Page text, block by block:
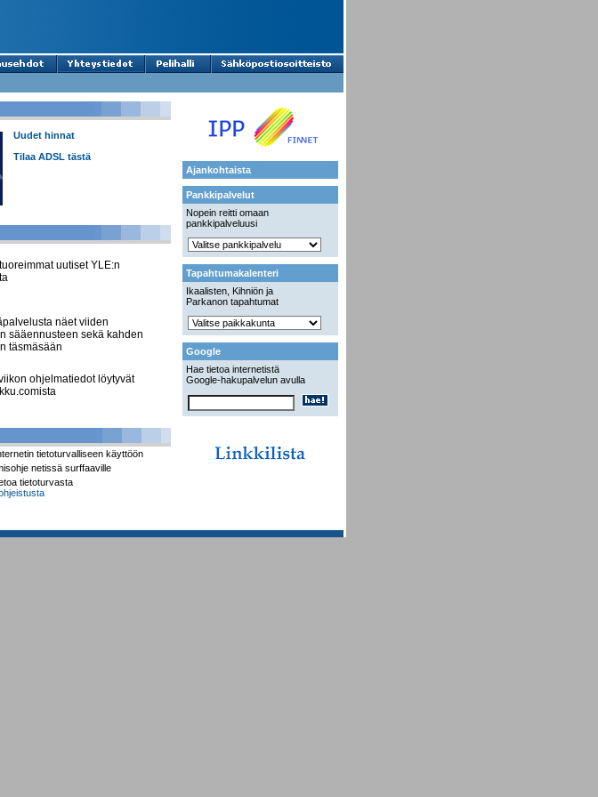
Uudet hinnat
Tilaa ADSL tästä
uutiset YLE:n
näet viiden
sääennusteen sekä kahden
täsmäsään
ohjelmatiedot löytyvät
tietoturvalliseen käyttöön
netissä surffaaville
tietoturvasta
Ajankohtaista
Pankkipalvelut
Nopein reitti omaan
pankkipalveluusi
Tapahtumakalenteri
Ikaalisten, Kihniön ja
Parkanon tapahtumat
Google
Hae tietoa internetistä
Google-hakupalvelun avulla